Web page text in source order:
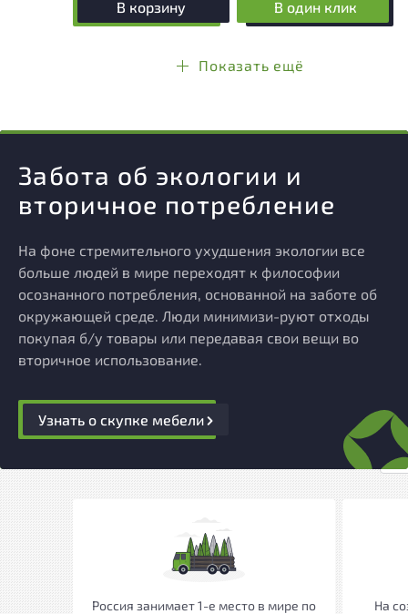
В корзину В один клик
Показать ещё
Забота об экологии и
вторичное потребление
На фоне стремительного ухудшения экологии все
больше людей в мире переходят к философии
осознанного потребления, основанной на заботе об
окружающей среде. Люди минимизи-руют отходы
покупая б/у товары или передавая свои вещи во
вторичное использование.
Узнать о скупке мебели
Россия занимает 1-е место в мире по
На